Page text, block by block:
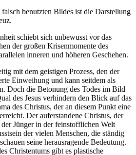
benutzten Bildes ist die Darstellung
schiebt sich unbewusst vor das
der großen Krisenmomente des
inneren und höheren Geschehen.
mit dem geistigen Prozess, den der
Einweihung und kann seitdem als
Doch die Betonung des Todes im Bild
des Jesus verhindern den Blick auf das
des Christus, der an diesem Punkt eine
Der auferstandene Christus, der
Jünger in der feinstofflichen Welt
der vielen Menschen, die ständig
seine herausragende Bedeutung.
Christentums gibt es plastische